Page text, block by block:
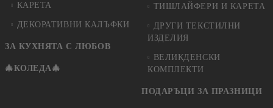
КАРЕТА
ДЕКОРАТИВНИ КАЛЪФКИ
ЗА КУХНЯТА С ЛЮБОВ
🎄КОЛЕДА🎄
ТИШЛАЙФЕРИ И КАРЕТА
ДРУГИ ТЕКСТИЛНИ
ИЗДЕЛИЯ
ВЕЛИКДЕНСКИ
КОМПЛЕКТИ
ПОДАРЪЦИ ЗА ПРАЗНИЦИ